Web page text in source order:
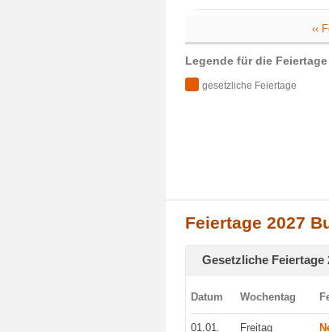
‹‹
Legende für die
gesetzliche Feiertage
Feiertage 2027
Gesetzliche Feiertage
Datum Wochentag
01.01. Freitag